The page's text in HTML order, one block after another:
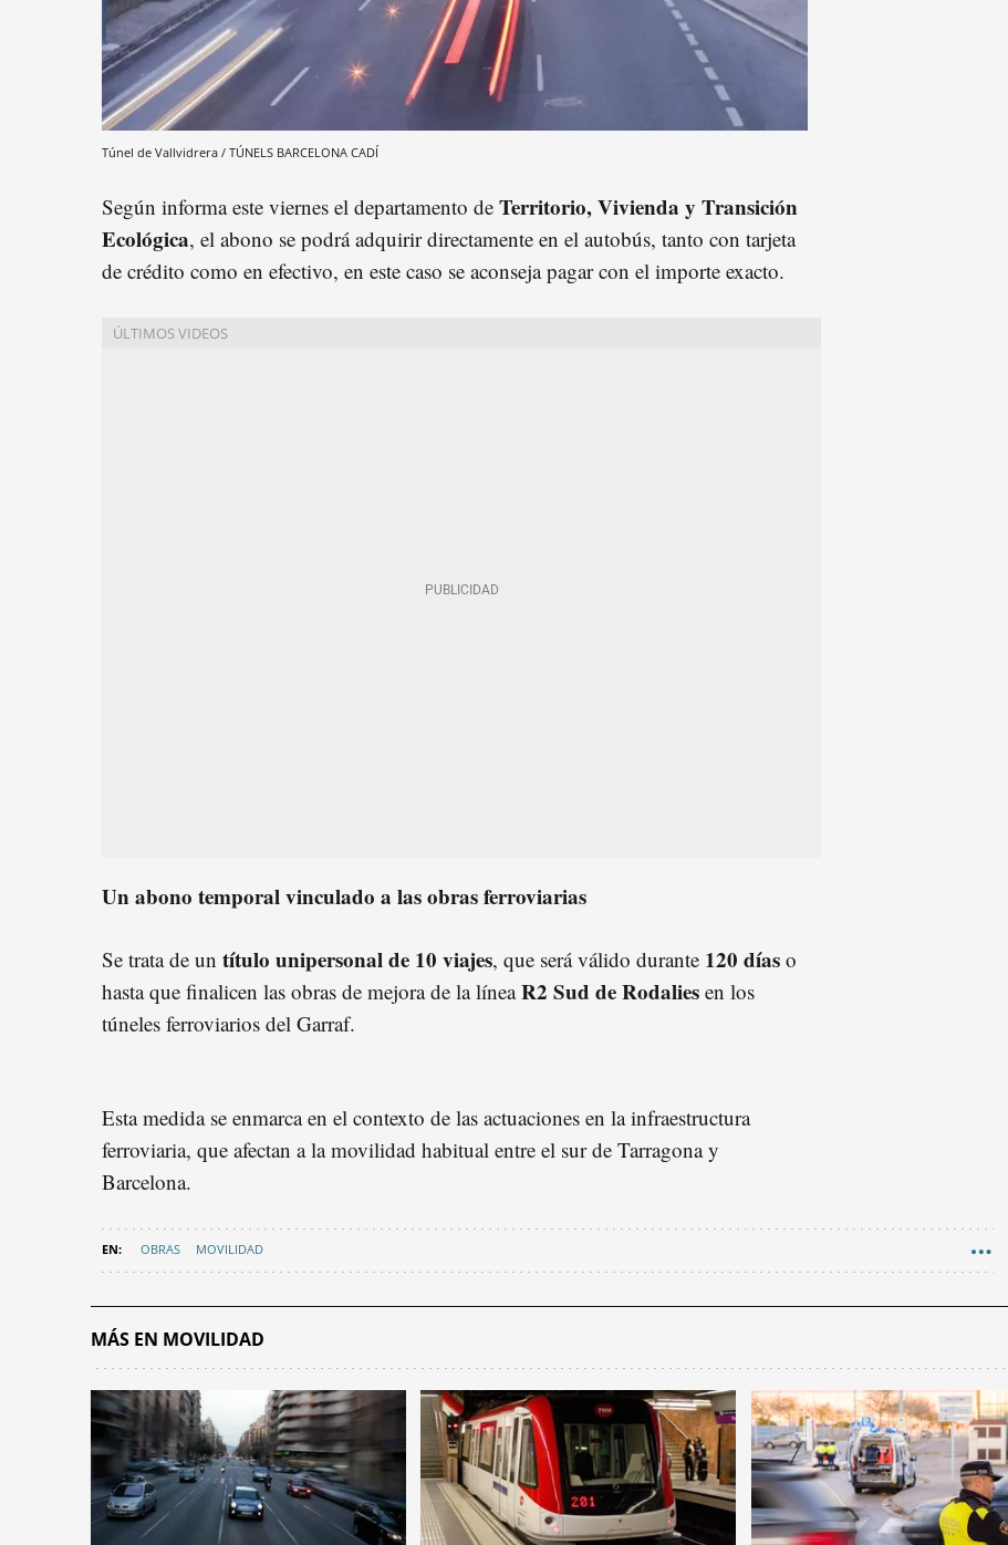
Túnel de Vallvidrera / TÚNELS BARCELONA CADÍ
Según informa este viernes el departamento de Territorio, Vivienda y Transición
Ecológica, el abono se podrá adquirir directamente en el autobús, tanto con tarjeta
de crédito como en efectivo, en este caso se aconseja pagar con el importe exacto.
Un abono temporal vinculado a las obras ferroviarias
Se trata de un título unipersonal de 10 viajes, que será válido durante 120 días o
hasta que finalicen las obras de mejora de la líneaR2 Sud de Rodalies en los
túneles ferroviarios del Garraf.
Esta medida se enmarca en el contexto de las actuaciones en la infraestructura
ferroviaria, que afectan a la movilidad habitual entre el sur de Tarragona y
Barcelona.
OBRAS MOVILIDAD
MÁS EN MOVILIDAD